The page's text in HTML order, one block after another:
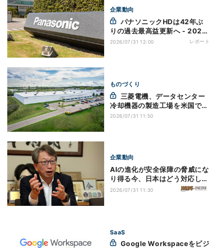
企業動向
りの過去最高益更新へ - 2026
年度第1四半期決算
2026/07/31 12:00 レポート
ものづくり
冷却機器の製造工場を米国で設
立 約48億円投資
2026/07/31 11:50
企業動向
AIの進化が安全保障の脅威にな
り得る今、日本はどう対応して
いくべきですか？ 【 答える
2026/07/31 11:30
SaaS